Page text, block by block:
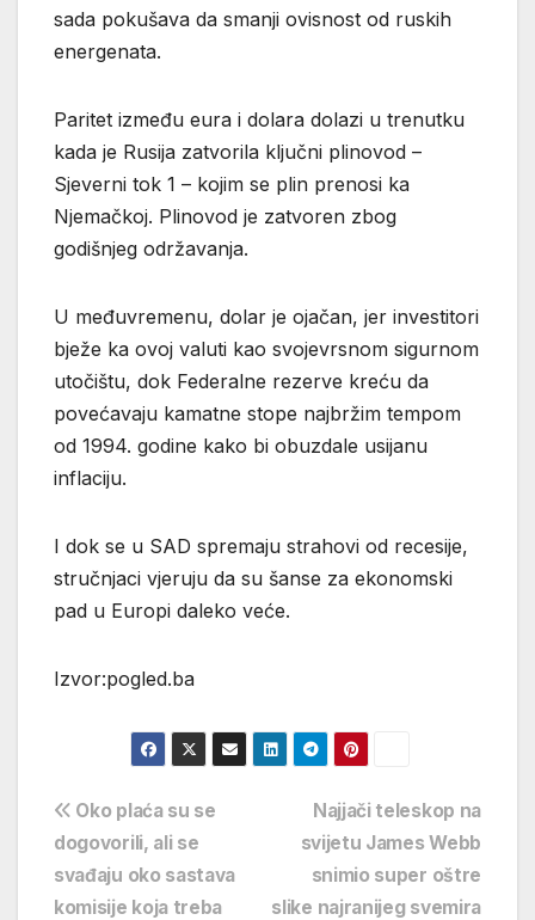
sada pokušava da smanji ovisnost od ruskih
energenata.
Paritet između eura i dolara dolazi u trenutku
kada je Rusija zatvorila ključni plinovod –
Sjeverni tok 1 – kojim se plin prenosi ka
Njemačkoj. Plinovod je zatvoren zbog
godišnjeg održavanja.
U međuvremenu, dolar je ojačan, jer investitori
bježe ka ovoj valuti kao svojevrsnom sigurnom
utočištu, dok Federalne rezerve kreću da
povećavaju kamatne stope najbržim tempom
od 1994. godine kako bi obuzdale usijanu
inflaciju.
I dok se u SAD spremaju strahovi od recesije,
stručnjaci vjeruju da su šanse za ekonomski
pad u Europi daleko veće.
Izvor:pogled.ba
Navigacija
objava
Najjači teleskop na
svijetu James Webb
snimio super oštre
slike najranijeg svemira
Oko plaća su se
dogovorili, ali se
svađaju oko sastava
komisije koja treba